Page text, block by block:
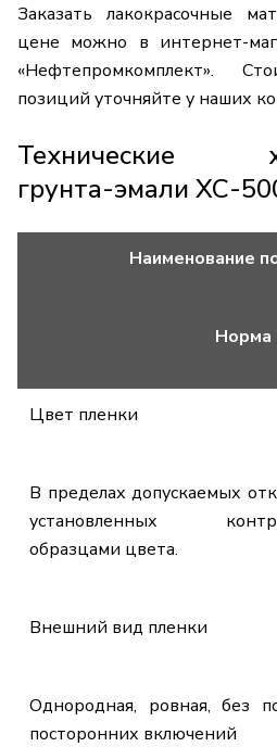
Заказать лакокрасочные
цене можно в интернет-
«Нефтепромкомплект».
позиций уточняйте у наших
Технические
грунта-эмали ХС-
Наименование
Норма
Цвет пленки
В пределах допускаемых
установленных
образцами цвета.
Внешний вид пленки
Однородная, ровная, без
посторонних включений